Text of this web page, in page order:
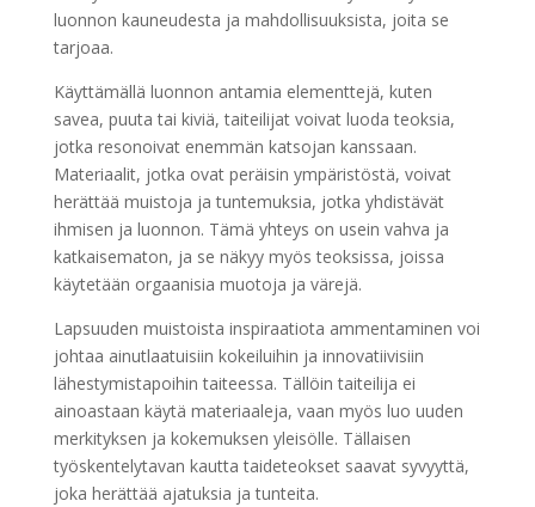
luonnon kauneudesta ja mahdollisuuksista, joita se
tarjoaa.
Käyttämällä luonnon antamia elementtejä, kuten
savea, puuta tai kiviä, taiteilijat voivat luoda teoksia,
jotka resonoivat enemmän katsojan kanssaan.
Materiaalit, jotka ovat peräisin ympäristöstä, voivat
herättää muistoja ja tuntemuksia, jotka yhdistävät
ihmisen ja luonnon. Tämä yhteys on usein vahva ja
katkaisematon, ja se näkyy myös teoksissa, joissa
käytetään orgaanisia muotoja ja värejä.
Lapsuuden muistoista inspiraatiota ammentaminen voi
johtaa ainutlaatuisiin kokeiluihin ja innovatiivisiin
lähestymistapoihin taiteessa. Tällöin taiteilija ei
ainoastaan käytä materiaaleja, vaan myös luo uuden
merkityksen ja kokemuksen yleisölle. Tällaisen
työskentelytavan kautta taideteokset saavat syvyyttä,
joka herättää ajatuksia ja tunteita.